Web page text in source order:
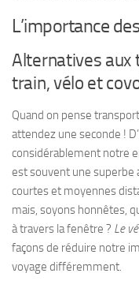
L’importance
Alternatives aux
train, vélo et
Quand on pense
attendez une seconde !
considérablement notre
est souvent une superbe
courtes et moyennes
mais, soyons honnêtes,
à travers la fenêtre ? Le
façons de réduire notre
voyage différemment.